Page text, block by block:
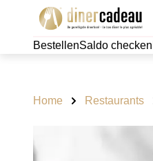
BestellenSaldo checken
Home Restaurants